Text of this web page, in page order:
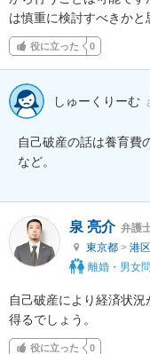
は慎重に検討すべきかと
役に立った 0
しゅーくりーむ
自己破産の話は養育費
など。
泉 亮介 弁護
東京都 > 港区
離婚・男女
自己破産により経済状
得るでしょう。
役に立った 0